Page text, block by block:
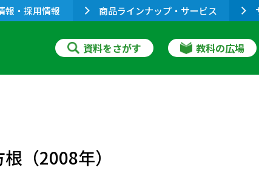
報・採用情報 商品ラインナップ・サービス
資料をさがす 教科の広場
（2008年）